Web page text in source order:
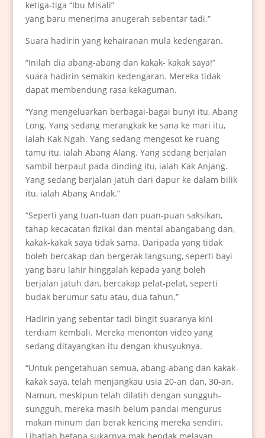
ketiga-tiga “Ibu Misali”
yang baru menerima anugerah sebentar tadi.”
Suara hadirin yang kehairanan mula kedengaran.
“Inilah dia abang-abang dan kakak- kakak saya!”
suara hadirin semakin kedengaran. Mereka tidak
dapat membendung rasa kekaguman.
“Yang mengeluarkan berbagai-bagai bunyi itu, Abang
Long. Yang sedang merangkak ke sana ke mari itu,
ialah Kak Ngah. Yang sedang mengesot ke ruang
tamu itu, ialah Abang Alang. Yang sedang berjalan
sambil berpaut pada dinding itu, ialah Kak Anjang.
Yang sedang berjalan jatuh dari dapur ke dalam bilik
itu, ialah Abang Andak.”
“Seperti yang tuan-tuan dan puan-puan saksikan,
tahap kecacatan fizikal dan mental abangabang dan,
kakak-kakak saya tidak sama. Daripada yang tidak
boleh bercakap dan bergerak langsung, seperti bayi
yang baru lahir hinggalah kepada yang boleh
berjalan jatuh dan, bercakap pelat-pelat, seperti
budak berumur satu atau, dua tahun.”
Hadirin yang sebentar tadi bingit suaranya kini
terdiam kembali. Mereka menonton video yang
sedang ditayangkan itu dengan khusyuknya.
“Untuk pengetahuan semua, abang-abang dan kakak-
kakak saya, telah menjangkau usia 20-an dan, 30-an.
Namun, meskipun telah dilatih dengan sungguh-
sungguh, mereka masih belum pandai mengurus
makan minum dan berak kencing mereka sendiri.